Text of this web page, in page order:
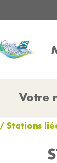
Votre
/ Stations